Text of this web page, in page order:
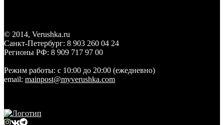
© 2014, Verushka.ru
Санкт-Петербург: 8 903 260 04 24
Регионы РФ: 8 909 717 97 00
Режим работы: с 10:00 до 20:00 (ежедневно)
email: mainpost@myverushka.com